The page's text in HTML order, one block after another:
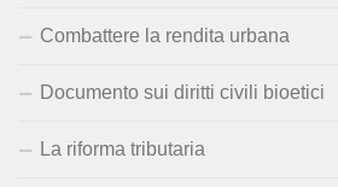
Combattere la rendita urbana
Documento sui diritti civili bioetici
La riforma tributaria